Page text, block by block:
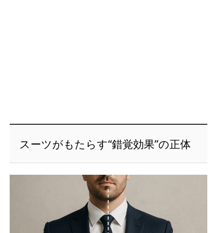
スーツがもたらす“錯覚効果”の正体